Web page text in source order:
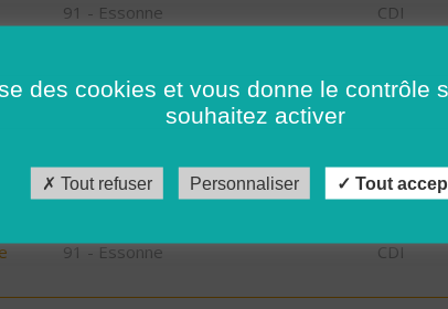
91 - Essonne CDI
91 - Essonne CDI
91 - Essonne CDI
des cookies et vous donne le contrôle
souhaitez activer
Tout refuser Personnaliser Tout